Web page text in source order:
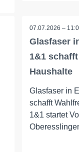
07.07.2026 –
Glasfaser
1&1
Haushalte
Glasfaser in
schafft
1&1 startet